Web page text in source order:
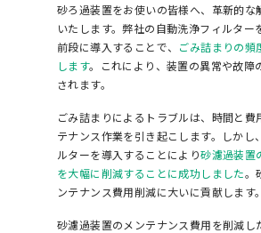
砂ろ過装置をお使いの皆様へ、革新的な
いたします。弊社の自動洗浄フィルター
前段に導入することで、 ごみ詰まりの頻
します。これにより、装置の異常や故障
されます。
ごみ詰まりによるトラブルは、時間と費
テナンス作業を引き起こします。しかし
ルターを導入することにより砂濾過装置
を大幅に削減することに成功しました。
ンテナンス費用削減に大いに貢献します。
砂濾過装置のメンテナンス費用を削減し